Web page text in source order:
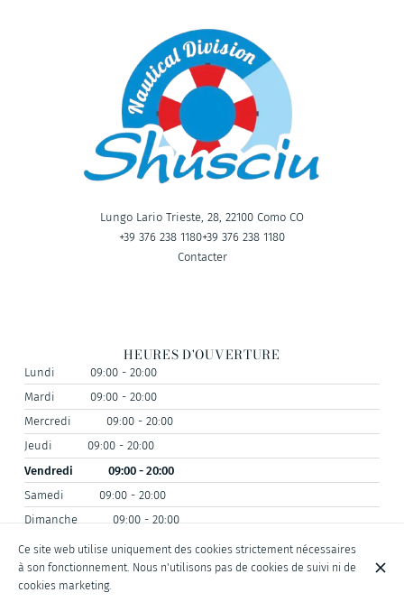
Lungo Lario Trieste, 28, 22100 Como CO
+39 376 238 1180+39 376 238 1180
Contacter
HEURES D'OUVERTURE
Lundi
09:00 - 20:00
Mardi
09:00 - 20:00
Mercredi
09:00 - 20:00
Jeudi
09:00 - 20:00
Vendredi
09:00 - 20:00
Samedi
09:00 - 20:00
Dimanche
09:00 - 20:00
Ce site web utilise uniquement des cookies strictement nécessaires
à son fonctionnement. Nous n'utilisons pas de cookies de suivi ni de
cookies marketing.